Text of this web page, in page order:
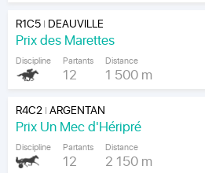
R1C5| DEAUVILLE
Prix des Marettes
Discipline Partants
12
Distance
1 500 m
R4C2|ARGENTAN
Prix Un Mec d'Héripré
Discipline Partants
12
Distance
2 150 m